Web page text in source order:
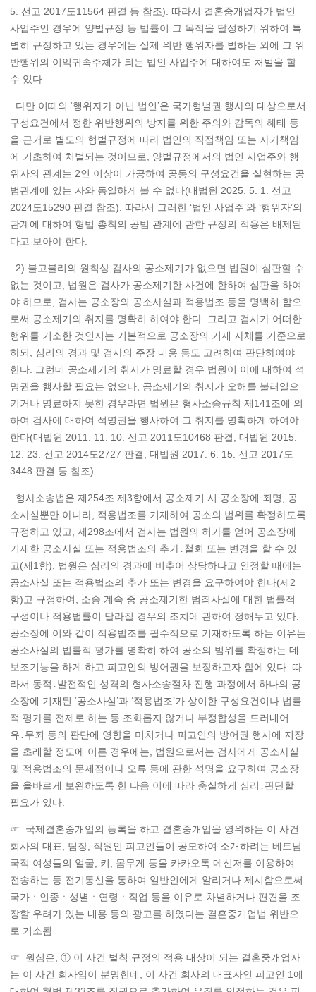
5. 선고 2017도11564 판결 등 참조). 따라서 결혼중개업자가 법인
사업주인 경우에 양벌규정 등 법률이 그 목적을 달성하기 위하여 특
별히 규정하고 있는 경우에는 실제 위반 행위자를 벌하는 외에 그 위
반행위의 이익귀속주체가 되는 법인 사업주에 대하여도 처벌을 할
수 있다.
다만 이때의 ‘행위자가 아닌 법인’은 국가형벌권 행사의 대상으로서
구성요건에서 정한 위반행위의 방지를 위한 주의와 감독의 해태 등
을 근거로 별도의 형벌규정에 따라 법인의 직접책임 또는 자기책임
에 기초하여 처벌되는 것이므로, 양벌규정에서의 법인 사업주와 행
위자의 관계는 2인 이상이 가공하여 공동의 구성요건을 실현하는 공
범관계에 있는 자와 동일하게 볼 수 없다(대법원 2025. 5. 1. 선고
2024도15290 판결 참조). 따라서 그러한 ‘법인 사업주’와 ‘행위자’의
관계에 대하여 형법 총칙의 공범 관계에 관한 규정의 적용은 배제된
다고 보아야 한다.
2) 불고불리의 원칙상 검사의 공소제기가 없으면 법원이 심판할 수
없는 것이고, 법원은 검사가 공소제기한 사건에 한하여 심판을 하여
야 하므로, 검사는 공소장의 공소사실과 적용법조 등을 명백히 함으
로써 공소제기의 취지를 명확히 하여야 한다. 그리고 검사가 어떠한
행위를 기소한 것인지는 기본적으로 공소장의 기재 자체를 기준으로
하되, 심리의 경과 및 검사의 주장 내용 등도 고려하여 판단하여야
한다. 그런데 공소제기의 취지가 명료할 경우 법원이 이에 대하여 석
명권을 행사할 필요는 없으나, 공소제기의 취지가 오해를 불러일으
키거나 명료하지 못한 경우라면 법원은 형사소송규칙 제141조에 의
하여 검사에 대하여 석명권을 행사하여 그 취지를 명확하게 하여야
한다(대법원 2011. 11. 10. 선고 2011도10468 판결, 대법원 2015.
12. 23. 선고 2014도2727 판결, 대법원 2017. 6. 15. 선고 2017도
3448 판결 등 참조).
형사소송법은 제254조 제3항에서 공소제기 시 공소장에 죄명, 공
소사실뿐만 아니라, 적용법조를 기재하여 공소의 범위를 확정하도록
규정하고 있고, 제298조에서 검사는 법원의 허가를 얻어 공소장에
기재한 공소사실 또는 적용법조의 추가․철회 또는 변경을 할 수 있
고(제1항), 법원은 심리의 경과에 비추어 상당하다고 인정할 때에는
공소사실 또는 적용법조의 추가 또는 변경을 요구하여야 한다(제2
항)고 규정하여, 소송 계속 중 공소제기한 범죄사실에 대한 법률적
구성이나 적용법률이 달라질 경우의 조치에 관하여 정해두고 있다.
공소장에 이와 같이 적용법조를 필수적으로 기재하도록 하는 이유는
공소사실의 법률적 평가를 명확히 하여 공소의 범위를 확정하는 데
보조기능을 하게 하고 피고인의 방어권을 보장하고자 함에 있다. 따
라서 동적․발전적인 성격의 형사소송절차 진행 과정에서 하나의 공
소장에 기재된 ‘공소사실’과 ‘적용법조’가 상이한 구성요건이나 법률
적 평가를 전제로 하는 등 조화롭지 않거나 부정합성을 드러내어
유․무죄 등의 판단에 영향을 미치거나 피고인의 방어권 행사에 지장
을 초래할 정도에 이른 경우에는, 법원으로서는 검사에게 공소사실
및 적용법조의 문제점이나 오류 등에 관한 석명을 요구하여 공소장
을 올바르게 보완하도록 한 다음 이에 따라 충실하게 심리․판단할
필요가 있다.
☞ 국제결혼중개업의 등록을 하고 결혼중개업을 영위하는 이 사건
회사의 대표, 팀장, 직원인 피고인들이 공모하여 소개하려는 베트남
국적 여성들의 얼굴, 키, 몸무게 등을 카카오톡 메신저를 이용하여
전송하는 등 전기통신을 통하여 일반인에게 알리거나 제시함으로써
국가ㆍ인종ㆍ성별ㆍ연령ㆍ직업 등을 이유로 차별하거나 편견을 조
장할 우려가 있는 내용 등의 광고를 하였다는 결혼중개업법 위반으
로 기소됨
☞ 원심은, ① 이 사건 벌칙 규정의 적용 대상이 되는 결혼중개업자
는 이 사건 회사임이 분명한데, 이 사건 회사의 대표자인 피고인 1에